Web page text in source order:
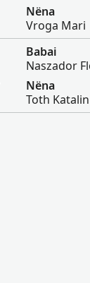
Nëna
Vroga Mari
Babai
Naszador
Nëna
Toth Katalin